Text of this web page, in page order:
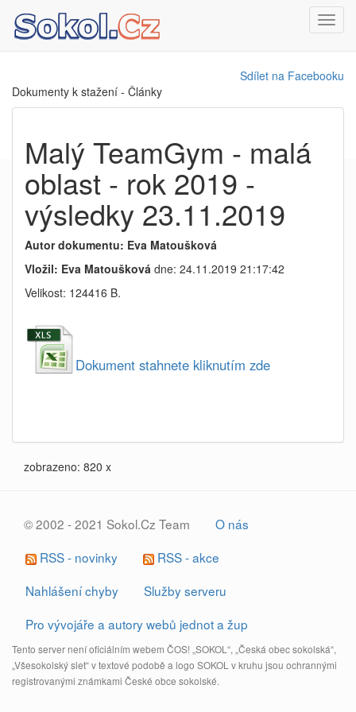
Sdílet na Facebooku
Dokumenty k stažení - Články
Malý TeamGym - malá
oblast - rok 2019 -
výsledky 23.11.2019
Autor dokumentu: Eva Matoušková
Vložil: Eva Matoušková dne: 24.11.2019 21:17:42
Velikost: 124416 B.
Dokument stahnete kliknutím zde
zobrazeno: 820 x
© 2002 - 2021 Sokol.Cz Team
O nás
RSS - novinky
RSS - akce
Nahlášení chyby
Služby serveru
Pro vývojáře a autory webů jednot a žup
Tento server není oficiálním webem ČOS! „SOKOL“, „Česká obec sokolská“,
„Všesokolský slet“ v textové podobě a logo SOKOL v kruhu jsou ochrannými
registrovanými známkami České obce sokolské.